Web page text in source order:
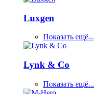
Luxgen
Показать ещё...
Lynk & Co
Показать ещё...